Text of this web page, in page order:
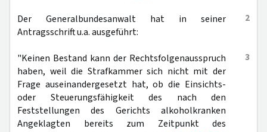
2
Der Generalbundesanwalt hat in seiner
Antragsschrift u.a. ausgeführt:
3
"Keinen Bestand kann der Rechtsfolgenausspruch
haben, weil die Strafkammer sich nicht mit der
Frage auseinandergesetzt hat, ob die Einsichts-
oder Steuerungsfähigkeit des nach den
Feststellungen des Gerichts alkoholkranken
Angeklagten bereits zum Zeitpunkt des